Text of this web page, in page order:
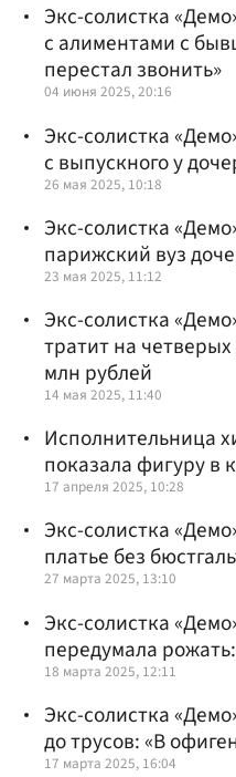
Экс-солистка
с алиментами с
перестал звонить»
04 июня 2025, 20:16
Экс-солистка
с выпускного у
26 мая 2025, 10:18
Экс-солистка
парижский вуз
23 мая 2025, 11:12
Экс-солистка
тратит на
млн рублей
14 мая 2025, 11:40
Исполнительница
показала фигуру в
17 апреля 2025, 10:28
Экс-солистка
платье без
27 марта 2025, 13:10
Экс-солистка
передумала
18 марта 2025, 12:11
Экс-солистка
до трусов: «В
17 марта 2025, 16:04